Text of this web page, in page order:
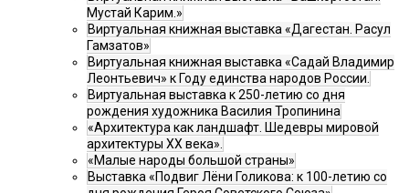
Мустай Карим.»
Виртуальная книжная выставка «Дагестан. Расул
Гамзатов»
Виртуальная книжная выставка «Садай Владимир
Леонтьевич» к Году единства народов России.
Виртуальная выставка к 250-летию со дня
рождения художника Василия Тропинина
«Архитектура как ландшафт. Шедевры мировой
архитектуры XX века».
«Малые народы большой страны»
Выставка «Подвиг Лёни Голикова: к 100-летию со